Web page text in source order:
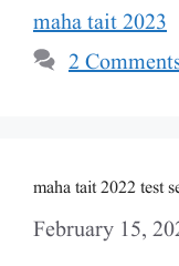
maha tait 2023
2
maha tait 2022 test
February 15,